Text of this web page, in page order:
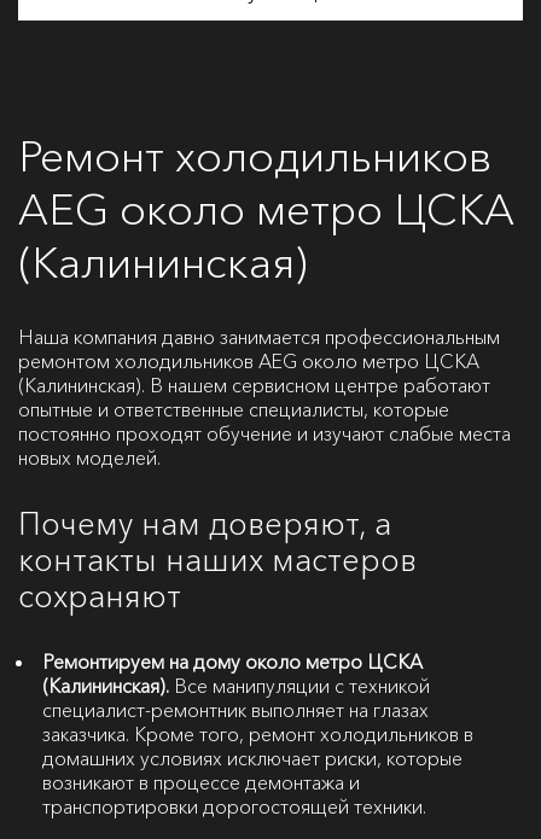
Ремонт холодильников
AEG около метро ЦСКА
(Калининская)
Наша компания давно занимается профессиональным
ремонтом холодильников AEG около метро ЦСКА
(Калининская). В нашем сервисном центре работают
опытные и ответственные специалисты, которые
постоянно проходят обучение и изучают слабые места
новых моделей.
Почему нам доверяют, а
контакты наших мастеров
сохраняют
Ремонтируем на дому около метро ЦСКА
(Калининская). Все манипуляции с техникой
специалист-ремонтник выполняет на глазах
заказчика. Кроме того, ремонт холодильников в
домашних условиях исключает риски, которые
возникают в процессе демонтажа и
транспортировки дорогостоящей техники.